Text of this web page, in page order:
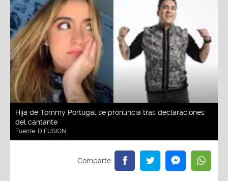
Hija de Tommy Portugal se pronuncia tras declaraciones
del cantante
Fuente: DIFUSION